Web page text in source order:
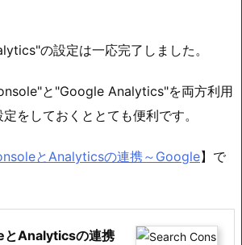
の設定は一応完了しました。
と"Google Analytics"を両方利用
をしておくととても便利です。
とAnalyticsの連携～Google】で
Analyticsの連携